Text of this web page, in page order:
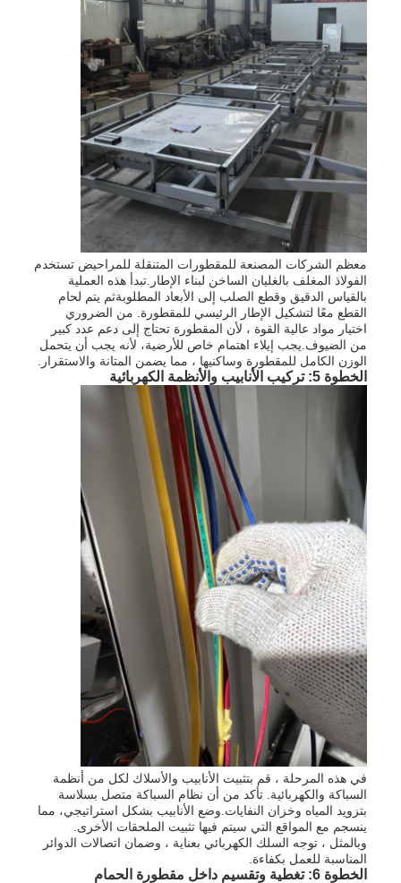
معظم الشركات المصنعة للمقطورات المتنقلة للمراحيض تستخدم
الفولاذ المغلف بالغليان الساخن لبناء الإطار.تبدأ هذه العملية
بالقياس الدقيق وقطع الصلب إلى الأبعاد المطلوبةثم يتم لحام
القطع معًا لتشكيل الإطار الرئيسي للمقطورة. من الضروري
اختيار مواد عالية القوة ، لأن المقطورة تحتاج إلى دعم عدد كبير
من الضيوف.يجب إيلاء اهتمام خاص للأرضية، لأنه يجب أن يتحمل
الوزن الكامل للمقطورة وساكنيها ، مما يضمن المتانة والاستقرار.
الخطوة 5: تركيب الأنابيب والأنظمة الكهربائية
في هذه المرحلة ، قم بتثبيت الأنابيب والأسلاك لكل من أنظمة
السباكة والكهربائية. تأكد من أن نظام السباكة متصل بسلاسة
بتزويد المياه وخزان النفايات.وضع الأنابيب بشكل استراتيجي، مما
ينسجم مع المواقع التي سيتم فيها تثبيت الملحقات الأخرى.
وبالمثل ، توجه السلك الكهربائي بعناية ، وضمان اتصالات الدوائر
المناسبة للعمل بكفاءة.
الخطوة 6: تغطية وتقسيم داخل مقطورة الحمام